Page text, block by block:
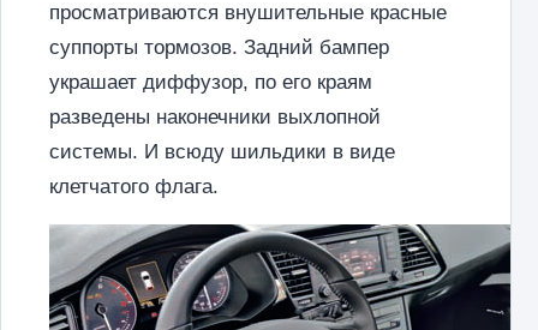
просматриваются внушительные красные
суппорты тормозов. Задний бампер
украшает диффузор, по его краям
разведены наконечники выхлопной
системы. И всюду шильдики в виде
клетчатого флага.